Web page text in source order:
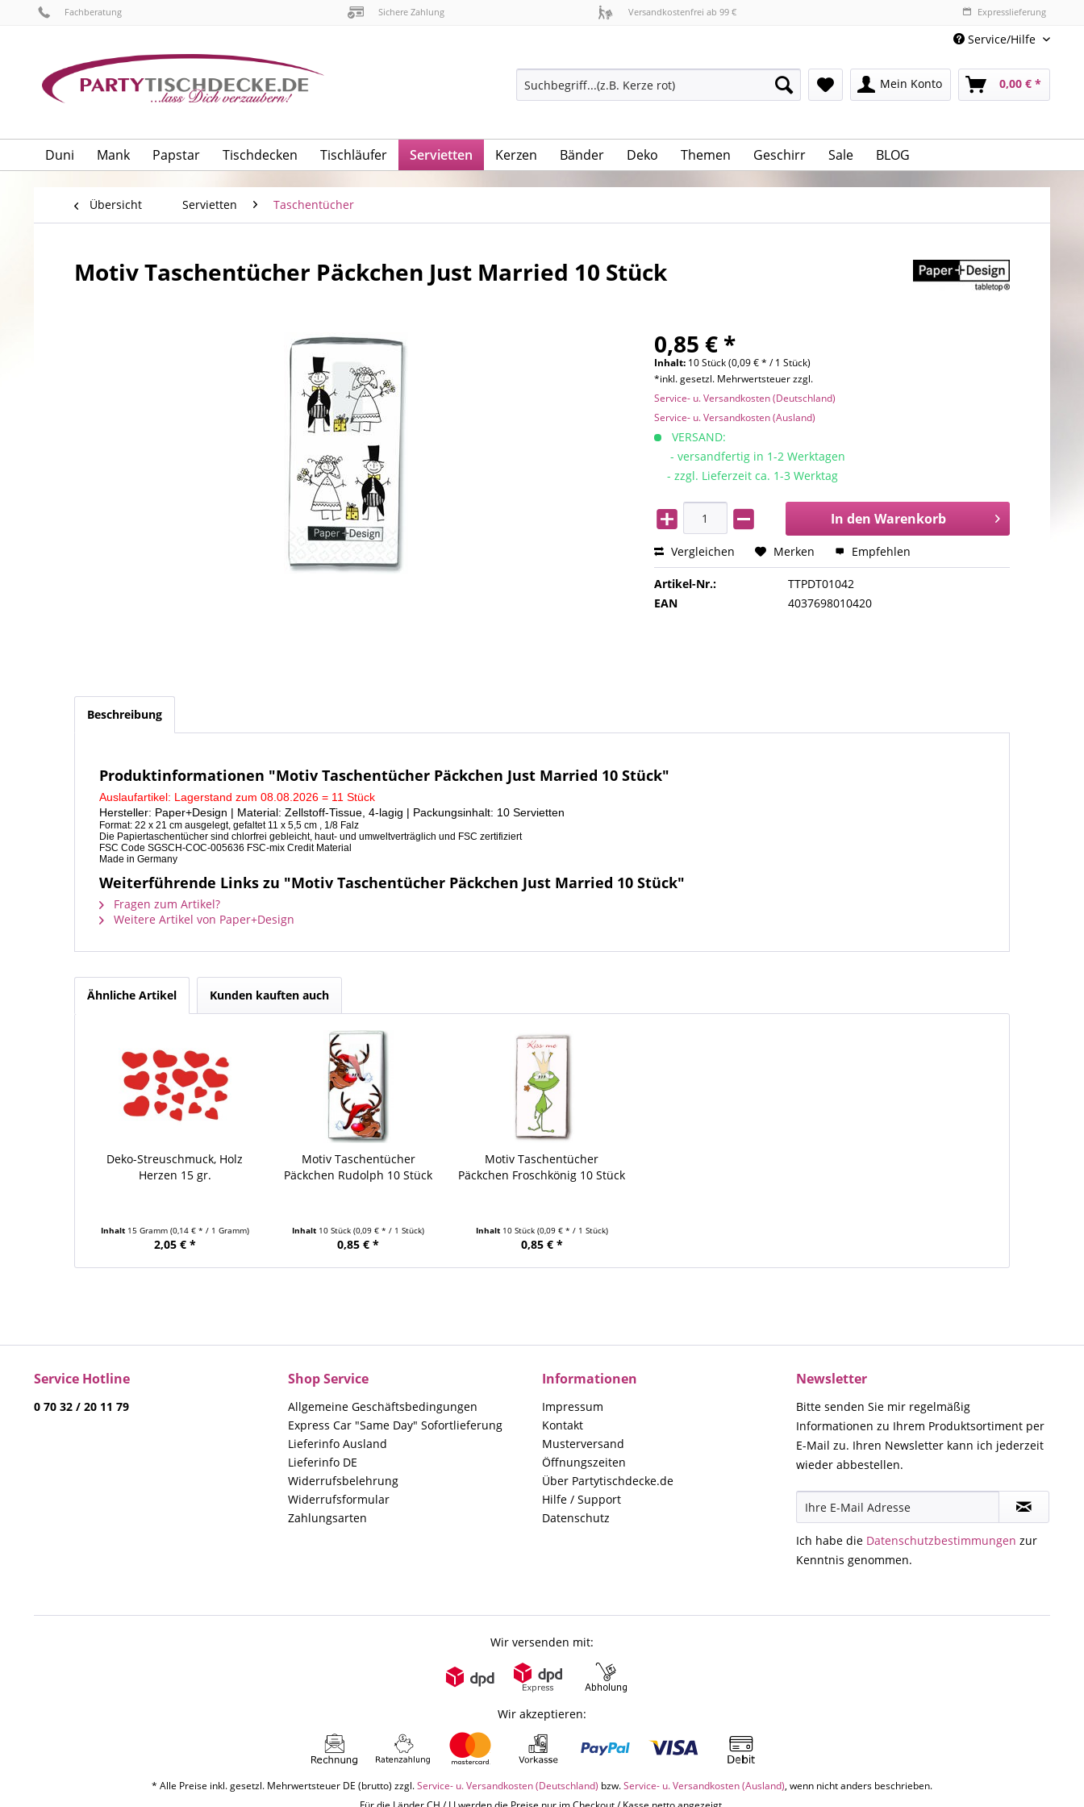
Fachberatung Sichere Zahlung Versandkostenfrei ab 99 € Expresslieferung
Service/Hilfe
Mein Konto 0,00 € *
Duni Mank Papstar Tischdecken Tischläufer Servietten Kerzen Bänder Deko Themen Geschirr Sale BLOG
Übersicht Servietten Taschentücher
Motiv Taschentücher Päckchen Just Married 10 Stück
0,85 € *
Inhalt: 10 Stück (0,09 € * / 1 Stück)
*inkl. gesetzl. Mehrwertsteuer zzgl.
Service- u. Versandkosten (Deutschland)
Service- u. Versandkosten (Ausland)
VERSAND:
- versandfertig in 1-2 Werktagen
- zzgl. Lieferzeit ca. 1-3 Werktag
In den Warenkorb
Vergleichen Merken Empfehlen
Artikel-Nr.:
TTPDT01042
EAN
4037698010420
Beschreibung
Produktinformationen "Motiv Taschentücher Päckchen Just Married 10 Stück"
Auslaufartikel: Lagerstand zum 08.08.2026 = 11 Stück
Hersteller: Paper+Design | Material: Zellstoff-Tissue, 4-lagig | Packungsinhalt: 10 Servietten
Format: 22 x 21 cm ausgelegt, gefaltet 11 x 5,5 cm , 1/8 Falz
Die Papiertaschentücher sind chlorfrei gebleicht, haut- und umweltverträglich und FSC zertifiziert
FSC Code SGSCH-COC-005636 FSC-mix Credit Material
Made in Germany
Weiterführende Links zu "Motiv Taschentücher Päckchen Just Married 10 Stück"
Fragen zum Artikel?
Weitere Artikel von Paper+Design
Ähnliche Artikel Kunden kauften auch
Deko-Streuschmuck, Holz
Herzen 15 gr.
Inhalt 15 Gramm (0,14 € * / 1 Gramm)
2,05 € *
Motiv Taschentücher
Päckchen Rudolph 10 Stück
Inhalt 10 Stück(0,09 € * / 1 Stück)
0,85 € *
Motiv Taschentücher
Päckchen Froschkönig 10 Stück
Inhalt 10 Stück (0,09 € * / 1 Stück)
0,85 € *
Service Hotline
0 70 32 / 20 11 79
Shop Service
Allgemeine Geschäftsbedingungen
Express Car "Same Day" Sofortlieferung
Lieferinfo Ausland
Lieferinfo DE
Widerrufsbelehrung
Widerrufsformular
Zahlungsarten
Informationen
Impressum
Kontakt
Musterversand
Öffnungszeiten
Über Partytischdecke.de
Hilfe / Support
Datenschutz
Newsletter
Bitte senden Sie mir regelmäßig
Informationen zu Ihrem Produktsortiment per
E-Mail zu. Ihren Newsletter kann ich jederzeit
wieder abbestellen.
Ich habe die Datenschutzbestimmungen zur
Kenntnis genommen.
Wir versenden mit:
Wir akzeptieren:
* Alle Preise inkl. gesetzl. Mehrwertsteuer DE (brutto) zzgl.Service- u. Versandkosten (Deutschland) bzw.Service- u. Versandkosten (Ausland), wenn nicht anders beschrieben.